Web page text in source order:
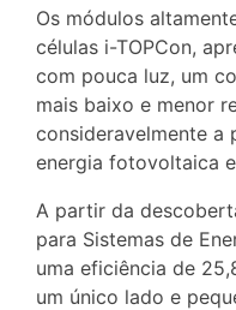
Os módulos
células i-TOPCon,
com pouca luz, um
mais baixo e menor
consideravelmente a
energia fotovoltaica
A partir da
para Sistemas de
uma eficiência de
um único lado e